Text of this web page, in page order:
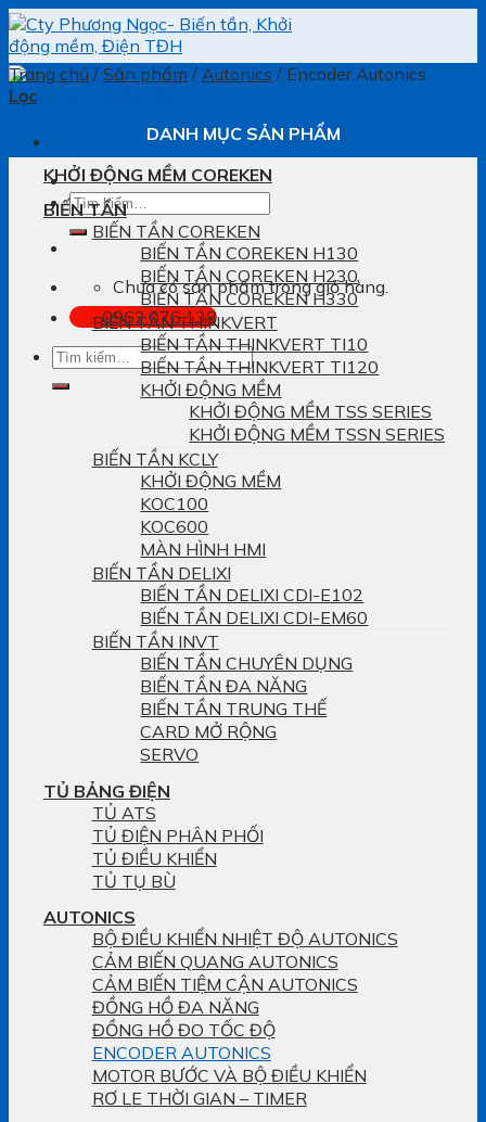
Skip
to
content
Tìm
kiếm:
Chưa có sản phẩm trong giỏ hàng.
0962.076.138
Tìm
Trang chủ / Sản phẩm / Autonics / Encoder Autonics
Lọc
DANH MỤC SẢN PHẨM
KHỞI ĐỘNG MỀM COREKEN
BIẾN TẦN
BIẾN TẦN COREKEN
BIẾN TẦN COREKEN H130
BIẾN TẦN COREKEN H230
BIẾN TẦN COREKEN H330
BIẾN TẦN THINKVERT
BIẾN TẦN THINKVERT TI10
BIẾN TẦN THINKVERT TI120
KHỞI ĐỘNG MỀM
KHỞI ĐỘNG MỀM TSS SERIES
KHỞI ĐỘNG MỀM TSSN SERIES
BIẾN TẦN KCLY
KHỞI ĐỘNG MỀM
KOC100
KOC600
MÀN HÌNH HMI
BIẾN TẦN DELIXI
BIẾN TẦN DELIXI CDI-E102
BIẾN TẦN DELIXI CDI-EM60
BIẾN TẦN INVT
BIẾN TẦN CHUYÊN DỤNG
BIẾN TẦN ĐA NĂNG
BIẾN TẦN TRUNG THẾ
CARD MỞ RỘNG
SERVO
TỦ BẢNG ĐIỆN
TỦ ATS
TỦ ĐIỆN PHÂN PHỐI
TỦ ĐIỀU KHIỂN
TỦ TỤ BÙ
AUTONICS
BỘ ĐIỀU KHIỂN NHIỆT ĐỘ AUTONICS
CẢM BIẾN QUANG AUTONICS
CẢM BIẾN TIỆM CẬN AUTONICS
ĐỒNG HỒ ĐA NĂNG
ĐỒNG HỒ ĐO TỐC ĐỘ
ENCODER AUTONICS
MOTOR BƯỚC VÀ BỘ ĐIỀU KHIỂN
RƠ LE THỜI GIAN – TIMER